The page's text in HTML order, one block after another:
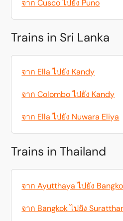
จาก Cusco ไปยัง Puno
Trains in Sri Lanka
จาก Ella ไปยัง Kandy
จาก Colombo ไปยัง Kandy
จาก Ella ไปยัง Nuwara Eliya
Trains in Thailand
จาก Ayutthaya ไปยัง
จาก Bangkok ไปยัง